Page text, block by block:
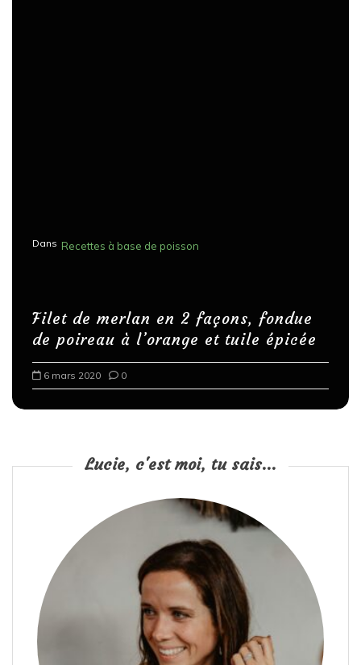
Dans Recettes à base de poisson
Filet de merlan en 2 façons, fondue
de poireau à l’orange et tuile épicée
6 mars 2020 0
Lucie, c'est moi, tu sais...